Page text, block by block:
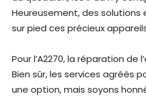
Heureusement, des
sur pied ces précieux
Pour l’A2270, la réparation de
Bien sûr, les services agréés
une option, mais soyons